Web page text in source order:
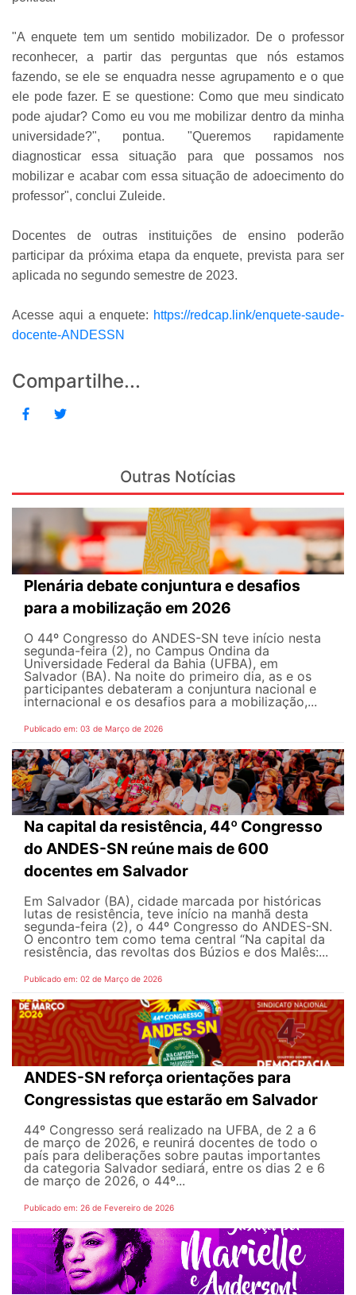
"A enquete tem um sentido mobilizador. De o professor
reconhecer, a partir das perguntas que nós estamos
fazendo, se ele se enquadra nesse agrupamento e o que
ele pode fazer. E se questione: Como que meu sindicato
pode ajudar? Como eu vou me mobilizar dentro da minha
universidade?", pontua. "Queremos rapidamente
diagnosticar essa situação para que possamos nos
mobilizar e acabar com essa situação de adoecimento do
professor", conclui Zuleide.
Docentes de outras instituições de ensino poderão
participar da próxima etapa da enquete, prevista para ser
aplicada no segundo semestre de 2023.
Acesse aqui a enquete: https://redcap.link/enquete-saude-
docente-ANDESSN
Compartilhe...
Outras Notícias
Plenária debate conjuntura e desafios
para a mobilização em 2026
O 44º Congresso do ANDES-SN teve início nesta
segunda-feira (2), no Campus Ondina da
Universidade Federal da Bahia (UFBA), em
Salvador (BA). Na noite do primeiro dia, as e os
participantes debateram a conjuntura nacional e
internacional e os desafios para a mobilização,...
Publicado em: 03 de Março de 2026
Na capital da resistência, 44º Congresso
do ANDES-SN reúne mais de 600
docentes em Salvador
Em Salvador (BA), cidade marcada por históricas
lutas de resistência, teve início na manhã desta
segunda-feira (2), o 44º Congresso do ANDES-SN.
O encontro tem como tema central “Na capital da
resistência, das revoltas dos Búzios e dos Malês:...
Publicado em: 02 de Março de 2026
ANDES-SN reforça orientações para
Congressistas que estarão em Salvador
44º Congresso será realizado na UFBA, de 2 a 6
de março de 2026, e reunirá docentes de todo o
país para deliberações sobre pautas importantes
da categoria Salvador sediará, entre os dias 2 e 6
de março de 2026, o 44º...
Publicado em: 26 de Fevereiro de 2026